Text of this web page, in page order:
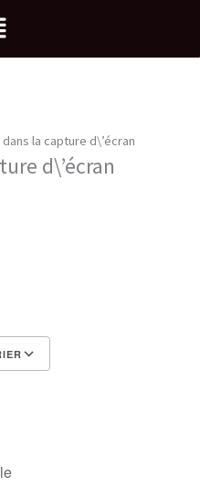
dans la capture d\’écran
d\’écran